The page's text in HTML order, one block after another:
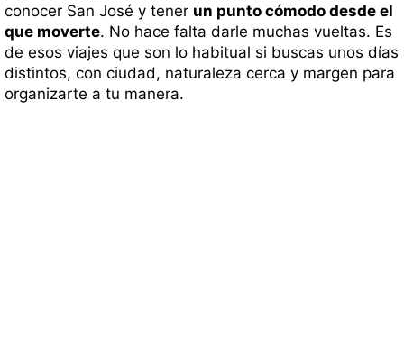
conocer San José y tener un punto cómodo desde el
que moverte. No hace falta darle muchas vueltas. Es
de esos viajes que son lo habitual si buscas unos días
distintos, con ciudad, naturaleza cerca y margen para
organizarte a tu manera.